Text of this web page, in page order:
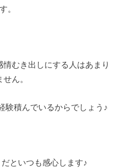
す。
むき出しにする人はあまり
せん。
験積んでいるからでしょう♪
といつも感心します♪